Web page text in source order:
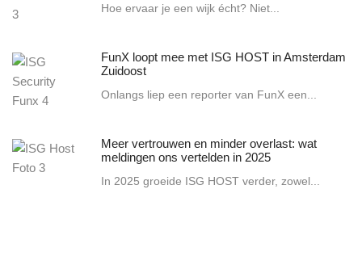
Hoe ervaar je een wijk écht? Niet...
FunX loopt mee met ISG HOST in Amsterdam
Zuidoost
Onlangs liep een reporter van FunX een...
Meer vertrouwen en minder overlast: wat
meldingen ons vertelden in 2025
In 2025 groeide ISG HOST verder, zowel...